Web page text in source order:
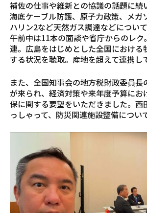
補佐の仕事や維新との協議の話題に続
海底ケーブル防護、原子力政策、メガ
ハリン2など天然ガス調達などについ
午前中は11本の面談や省庁からのレ
連。広島をはじめとした全国における
する状況を聴取。産地を超えて連携し
また、全国知事会の地方税財政委員長
が来られ、経済対策や来年度予算にお
保に関する要望をいただきました。西
っしゃって、防災関連施設整備につい